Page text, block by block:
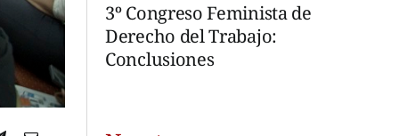
3º Congreso Feminista de
Derecho del Trabajo:
Conclusiones